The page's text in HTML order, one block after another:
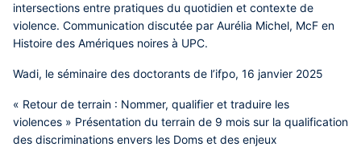
intersections entre pratiques du quotidien et contexte de
violence. Communication discutée par Aurélia Michel, McF en
Histoire des Amériques noires à UPC.
Wadi, le séminaire des doctorants de l’ifpo, 16 janvier 2025
« Retour de terrain : Nommer, qualifier et traduire les
violences » Présentation du terrain de 9 mois sur la qualification
des discriminations envers les Doms et des enjeux